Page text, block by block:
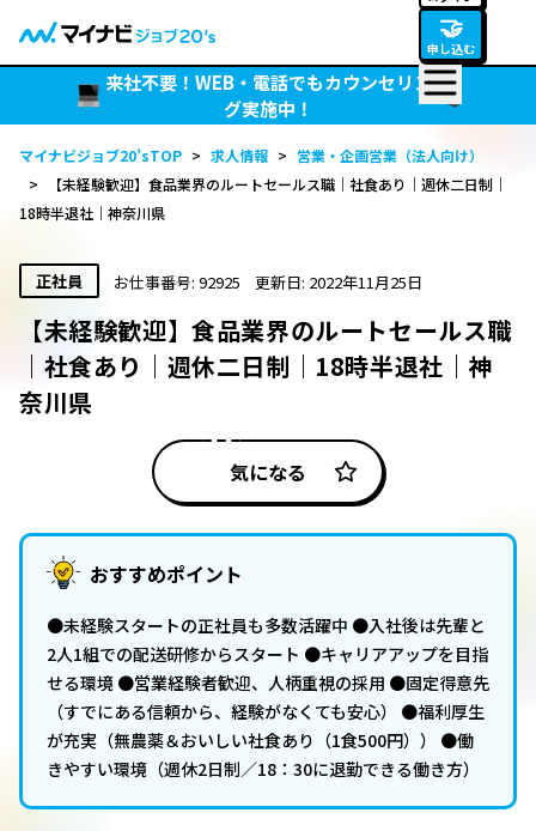
🤝
申し込む
来社不要！WEB・電話でもカウンセリン
グ実施中！
マイナビジョブ20’sTOP > 求人情報 > 営業・企画営業（法人向け）
>
【未経験歓迎】食品業界のルートセールス職｜社食あり｜週休二日制｜
18時半退社｜神奈川県
正社員 お仕事番号: 92925 更新日: 2022年11月25日
【未経験歓迎】食品業界のルートセールス職
｜社食あり｜週休二日制｜18時半退社｜神
奈川県
気になる
おすすめポイント
●未経験スタートの正社員も多数活躍中 ●入社後は先輩と
2人1組での配送研修からスタート ●キャリアアップを目指
せる環境 ●営業経験者歓迎、人柄重視の採用 ●固定得意先
（すでにある信頼から、経験がなくても安心） ●福利厚生
が充実（無農薬＆おいしい社食あり（1食500円）） ●働
きやすい環境（週休2日制／18：30に退勤できる働き方）